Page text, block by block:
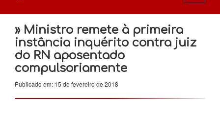
» Ministro remete à primeira
instância inquérito contra juiz
do RN aposentado
compulsoriamente
Publicado em: 15 de fevereiro de 2018